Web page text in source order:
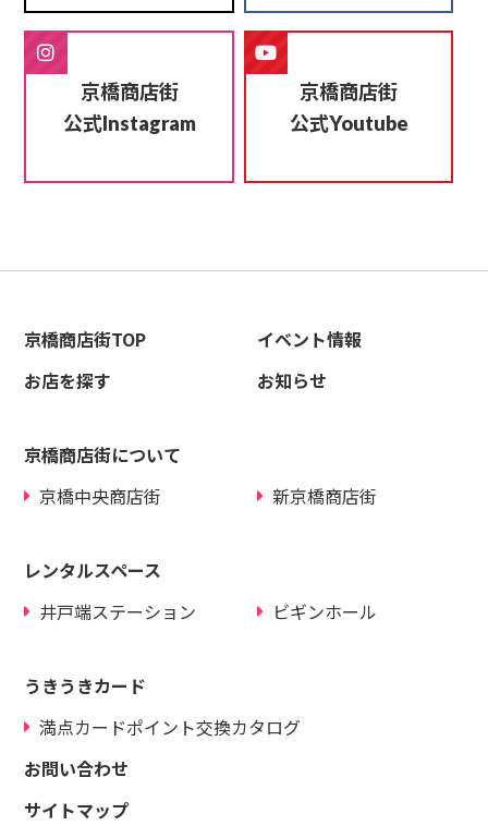
京橋商店街
公式Instagram
京橋商店街
公式Youtube
京橋商店街TOP
イベント情報
お店を探す
お知らせ
京橋商店街について
京橋中央商店街
新京橋商店街
レンタルスペース
井戸端ステーション
ビギンホール
うきうきカード
満点カードポイント交換カタログ
お問い合わせ
サイトマップ